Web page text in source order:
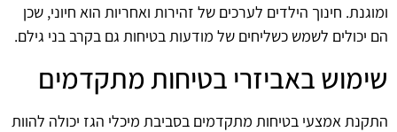
ומוגנת. חינוך הילדים לערכים של זהירות ואחריות הוא חיוני, שכן
הם יכולים לשמש כשליחים של מודעות בטיחות גם בקרב בני גילם.
שימוש באביזרי בטיחות מתקדמים
התקנת אמצעי בטיחות מתקדמים בסביבת מיכלי הגז יכולה להוות